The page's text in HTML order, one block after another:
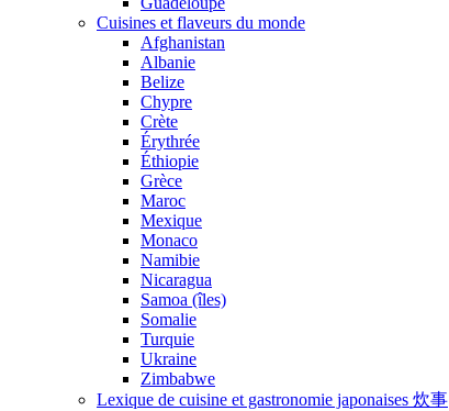
Cuisines et flaveurs du monde
Afghanistan
Albanie
Belize
Chypre
Crète
Érythrée
Éthiopie
Grèce
Maroc
Mexique
Monaco
Namibie
Nicaragua
Samoa (îles)
Somalie
Turquie
Ukraine
Zimbabwe
Lexique de cuisine et gastronomie japonaises 炊事